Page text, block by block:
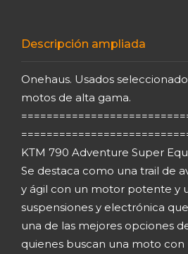
Descripción ampliada
Onehaus. Usados
motos de alta gama.
KTM 790 Adventure Super
Se destaca como una trail de
y ágil con un motor potente y
suspensiones y electrónica
una de las mejores opciones
quienes buscan una moto